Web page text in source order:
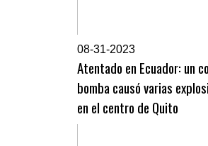
08-31-2023
Atentado en Ecuador: un
bomba causó varias
en el centro de Quito